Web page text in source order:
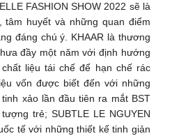
FASHION SHOW 2022 sẽ là
tâm huyết và những quan điểm
đáng chú ý. KHAAR là thương
đầy một năm với định hướng
liệu tái chế để hạn chế rác
vốn được biết đến với những
xảo lần đầu tiên ra mắt BST
trẻ; SUBTLE LE NGUYEN
tế với những thiết kế tinh giản